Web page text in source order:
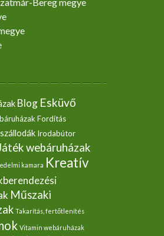
Blog Esküvő
Fordítás
Irodabútor
webáruházak
kamara Kreatív
Műszaki
Takarítás, fertőtlenítés
Vitamin webáruházak